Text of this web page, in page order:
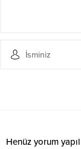
Henüz yorum